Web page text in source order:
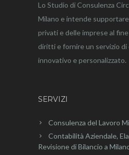
Lo Studio di Consulenza
Milano e intende
privati e delle imprese al
diritti e fornire un servizio di
innovativo e personalizzato.
SERVIZI
Consulenza del Lavoro
Contabilità Aziendale,
Revisione di Bilancio a